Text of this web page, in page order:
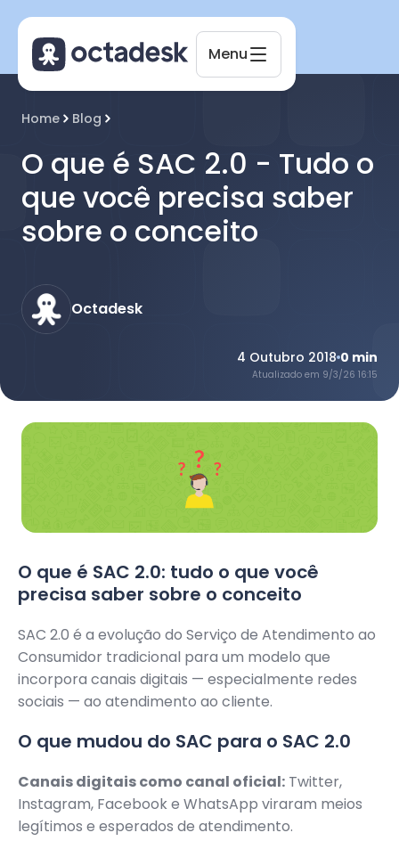
Menu
Home Blog
O que é SAC 2.0 - Tudo o
que você precisa saber
sobre o conceito
Octadesk
4 Outubro 2018 0 min
Atualizado em 9/3/26 16:15
O que é SAC 2.0: tudo o que você
precisa saber sobre o conceito
SAC 2.0 é a evolução do Serviço de Atendimento ao
Consumidor tradicional para um modelo que
incorpora canais digitais — especialmente redes
sociais — ao atendimento ao cliente.
O que mudou do SAC para o SAC 2.0
Canais digitais como canal oficial: Twitter,
Instagram, Facebook e WhatsApp viraram meios
legítimos e esperados de atendimento.
Online agora